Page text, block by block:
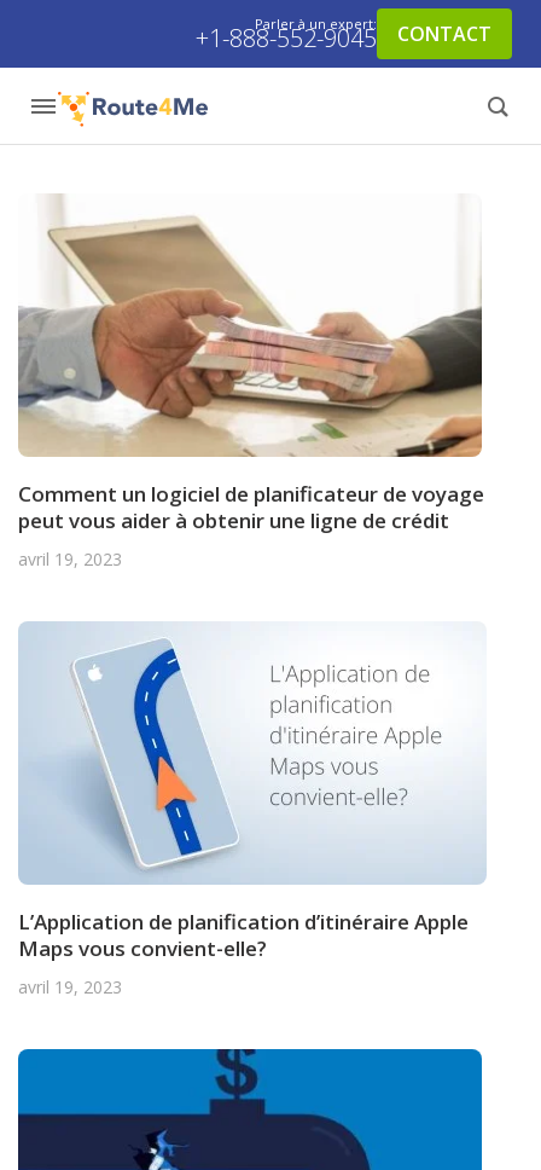
Parler à un expert:
+1-888-552-9045 CONTACT
Comment un logiciel de planificateur de voyage
peut vous aider à obtenir une ligne de crédit
avril 19, 2023
L’Application de planification d’itinéraire Apple
Maps vous convient-elle?
avril 19, 2023